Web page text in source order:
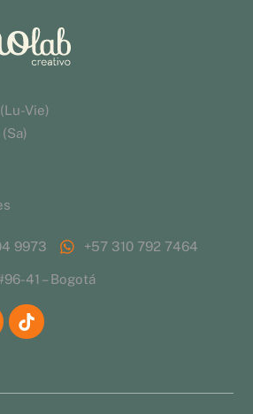
Vie)
(Sa)
9973 +57 310 792 7464
41 – Bogotá